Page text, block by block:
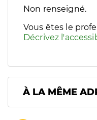
Filtres
Sélectionnez un ou
Non renseigné.
Vous êtes le
Décrivez
À LA MÊME